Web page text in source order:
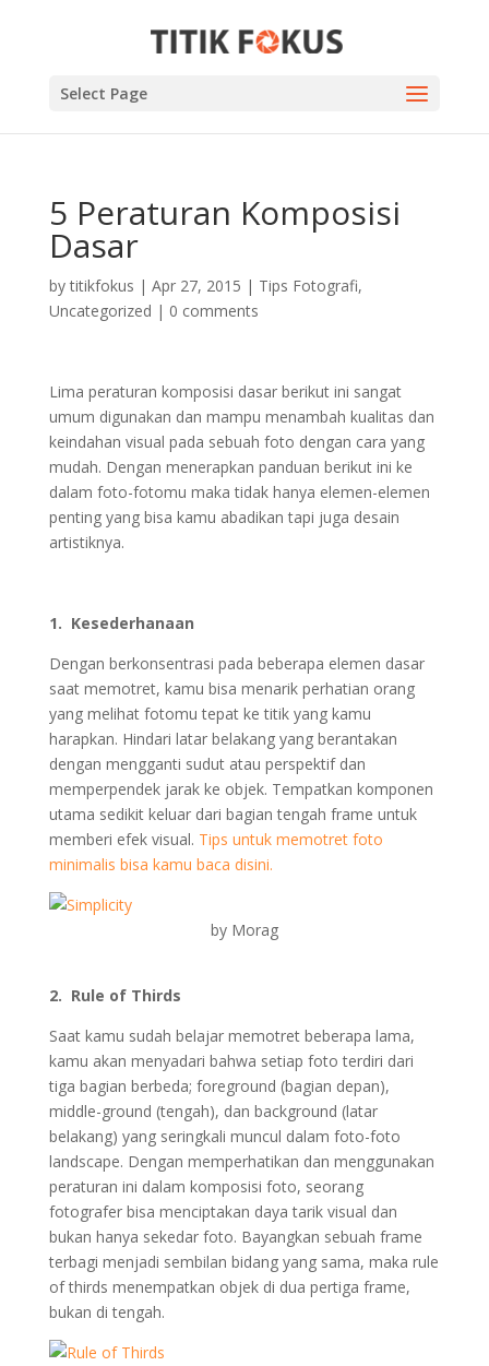
Select Page
5 Peraturan Komposisi
Dasar
bytitikfokus | Apr 27, 2015 | Tips Fotografi,
Uncategorized | 0 comments
Lima peraturan komposisi dasar berikut ini sangat
umum digunakan dan mampu menambah kualitas dan
keindahan visual pada sebuah foto dengan cara yang
mudah. Dengan menerapkan panduan berikut ini ke
dalam foto-fotomu maka tidak hanya elemen-elemen
penting yang bisa kamu abadikan tapi juga desain
artistiknya.
1. Kesederhanaan
Dengan berkonsentrasi pada beberapa elemen dasar
saat memotret, kamu bisa menarik perhatian orang
yang melihat fotomu tepat ke titik yang kamu
harapkan. Hindari latar belakang yang berantakan
dengan mengganti sudut atau perspektif dan
memperpendek jarak ke objek. Tempatkan komponen
utama sedikit keluar dari bagian tengah frame untuk
memberi efek visual. Tips untuk memotret foto
minimalis bisa kamu baca disini.
by Morag
2. Rule of Thirds
Saat kamu sudah belajar memotret beberapa lama,
kamu akan menyadari bahwa setiap foto terdiri dari
tiga bagian berbeda; foreground (bagian depan),
middle-ground (tengah), dan background (latar
belakang) yang seringkali muncul dalam foto-foto
landscape. Dengan memperhatikan dan menggunakan
peraturan ini dalam komposisi foto, seorang
fotografer bisa menciptakan daya tarik visual dan
bukan hanya sekedar foto. Bayangkan sebuah frame
terbagi menjadi sembilan bidang yang sama, maka rule
of thirds menempatkan objek di dua pertiga frame,
bukan di tengah.